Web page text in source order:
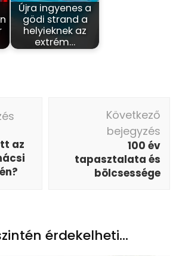
Újra ingyenes a
gödi strand a
helyieknek az
extrém…
az
Következő
bejegyzés
100 év
tapasztalata és
bölcsessége
érdekelheti...